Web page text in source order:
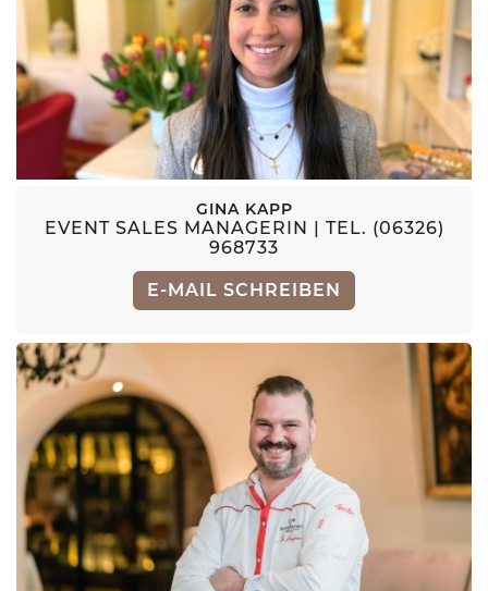
GINA KAPP
EVENT SALES MANAGERIN | TEL. (06326)
968733
E-MAIL SCHREIBEN